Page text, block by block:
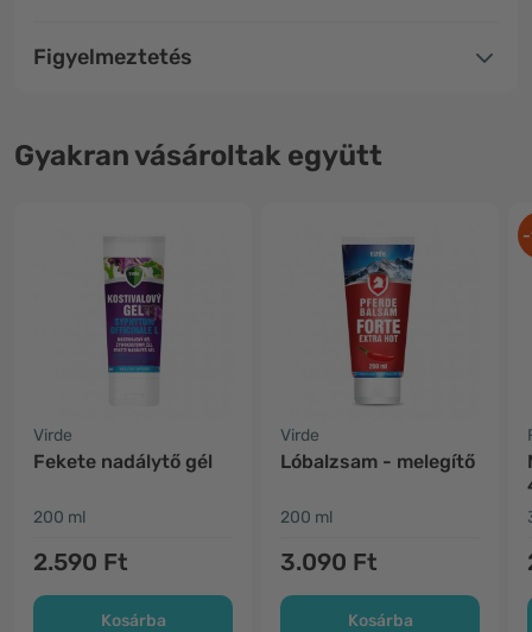
Figyelmeztetés
Gyakran vásároltak együtt
Virde
Fekete nadálytő gél
200 ml
2.590 Ft
Kosárba
Virde
Lóbalzsam - melegítő
200 ml
3.090 Ft
Kosárba